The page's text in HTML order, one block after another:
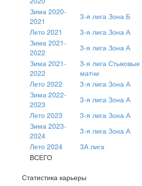
Зима 2020-
2021
3-я лига Зона Б
Лето 2021
3-я лига Зона А
Зима 2021-
2022
3-я лига Зона А
Зима 2021-
2022
3-я лига Стыковые
матчи
Лето 2022
3-я лига Зона А
Зима 2022-
2023
3-я лига Зона А
Лето 2023
3-я лига Зона А
Зима 2023-
2024
3-я лига Зона А
Лето 2024
3А лига
ВСЕГО
Статистика карьеры